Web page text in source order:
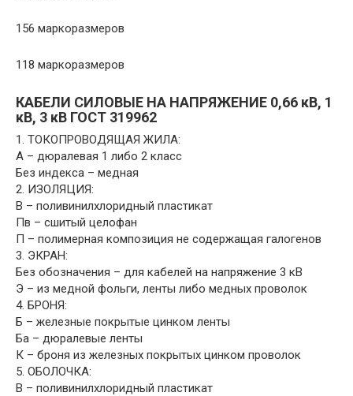
156 маркоразмеров
118 маркоразмеров
КАБЕЛИ СИЛОВЫЕ НА НАПРЯЖЕНИЕ 0,66 кВ, 1
кВ, 3 кВ ГОСТ 319962
1. ТОКОПРОВОДЯЩАЯ ЖИЛА:
А – дюралевая 1 либо 2 класс
Без индекса – медная
2. ИЗОЛЯЦИЯ:
В – поливинилхлоридный пластикат
Пв – сшитый целофан
П – полимерная композиция не содержащая галогенов
3. ЭКРАН:
Без обозначения – для кабелей на напряжение 3 кВ
Э – из медной фольги, ленты либо медных проволок
4. БРОНЯ:
Б – железные покрытые цинком ленты
Ба – дюралевые ленты
К – броня из железных покрытых цинком проволок
5. ОБОЛОЧКА:
В – поливинилхлоридный пластикат